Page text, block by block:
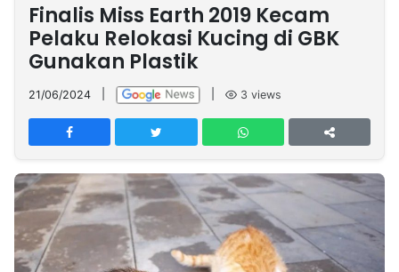
Nasional
International
Olahraga
Entertainment
Daerah
Pariwisata
Kuliner
Kolom
Network
PT
TREETAN
INDONESIA
Partner
Finalis Miss Earth 2019 Kecam
Pelaku Relokasi Kucing di GBK
Gunakan Plastik
21/06/2024 3 views